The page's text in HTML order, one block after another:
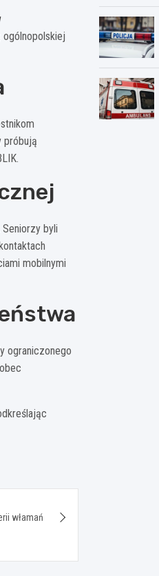
ogólnopolskiej
próbują
Seniorzy byli
mobilnymi
ograniczonego
włamań